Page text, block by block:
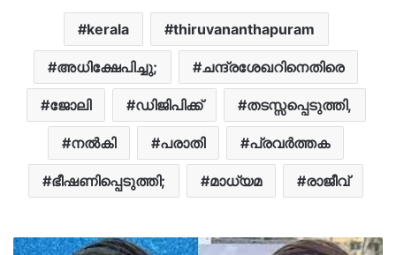
kerala thiruvananthapuram
അധിക്ഷേപിച്ചു; ചന്ദ്രശേഖറിനെതിരെ
ജോലി ഡിജിപിക്ക് തടസ്സപ്പെടുത്തി,
നൽകി പരാതി പ്രവർത്തക
ഭീഷണിപ്പെടുത്തി; മാധ്യമ രാജീവ്